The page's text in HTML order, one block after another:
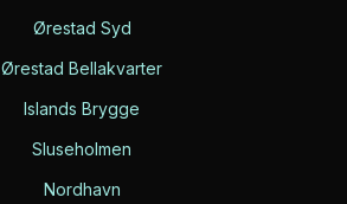
Ørestad Syd
Ørestad Bellakvarter
Islands Brygge
Sluseholmen
Nordhavn